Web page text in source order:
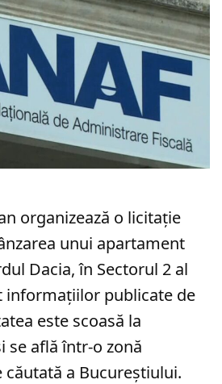
organizează o licitație
unui apartament
Dacia, în Sectorul 2 al
informațiilor publicate de
este scoasă la
se află într-o zonă
a Bucureștiului.